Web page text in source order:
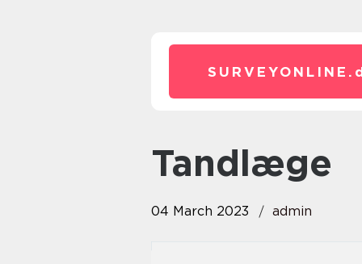
SURVEYONLINE.
tandlæge
04 March 2023 admin